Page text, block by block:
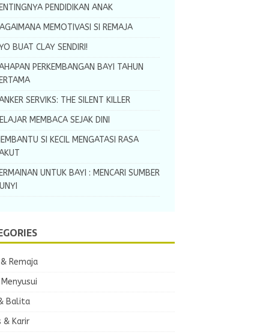
PENDIDIKAN ANAK
MEMOTIVASI SI REMAJA
BUAT CLAY SENDIRI!
PERKEMBANGAN BAYI TAHUN
SERVIKS: THE SILENT KILLER
MEMBACA SEJAK DINI
SI KECIL MENGATASI RASA
UNTUK BAYI : MENCARI SUMBER
Remaja
Balita
& Karir